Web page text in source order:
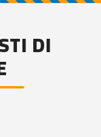
DI